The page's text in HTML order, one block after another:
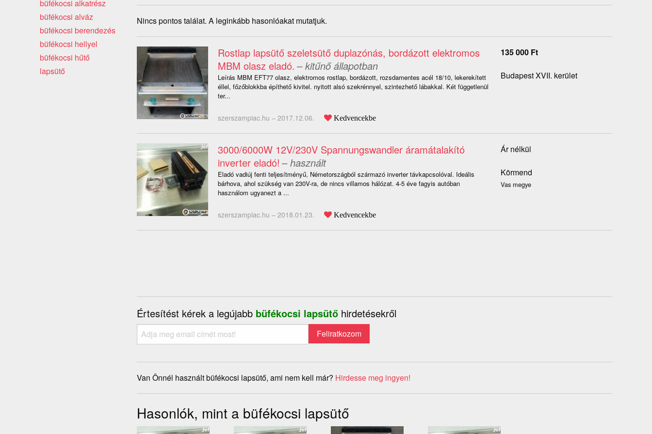
Nincs pontos találat. A leginkább hasonlóakat mutatjuk.
Rostlap lapsütő szeletsütő duplazónás, bordázott elektromos
MBM olasz eladó. – kitűnő állapotban
Leírás MBM EFT77 olasz, elektromos rostlap, bordázott, rozsdamentes acél 18/10, lekerekített
éllel, főzőblokkba építhető kivitel. nyitott alsó szekrénnyel, szintezhető lábakkal. Két függetlenül
ter...
szerszampiac.hu – 2017.12.06. Kedvencekbe
135 000 Ft
Budapest XVII. kerület
3000/6000W 12V/230V Spannungswandler áramátalakító
inverter eladó! – használt
Eladó vadiúj fenti teljesítményű, Németországból származó inverter távkapcsolóval. Ideális
bárhova, ahol szükség van 230V-ra, de nincs villamos hálózat. 4-5 éve fagyis autóban
használom ugyanezt a ...
szerszampiac.hu – 2018.01.23. Kedvencekbe
Ár nélkül
Körmend
Vas megye
Értesítést kérek a legújabb büfékocsi lapsütő hirdetésekről
Van Önnél használt büfékocsi lapsütő, ami nem kell már? Hirdesse meg ingyen!
Hasonlók, mint a büfékocsi lapsütő
büfékocsi alkatrész
büfékocsi alváz
büfékocsi berendezés
büfékocsi hellyel
büfékocsi hűtő
lapsütő